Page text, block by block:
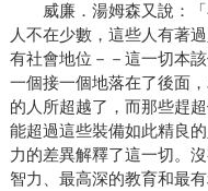
威廉．湯姆森又說：「
人不在少數，這些人有著
有社會地位－－這一切本
一個接一個地落在了後面
的人所超越了，而那些趕
能超過這些裝備如此精良
力的差異解釋了這一切。
智力、最高深的教育和最